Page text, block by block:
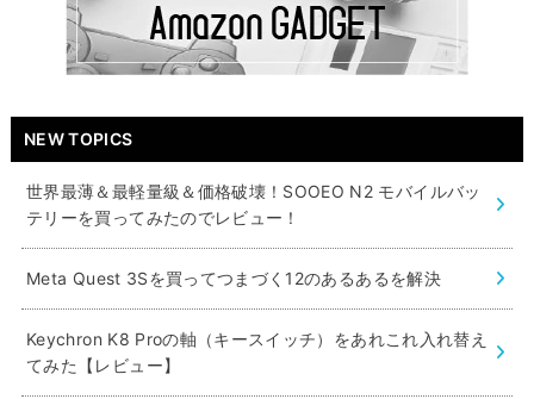
NEW TOPICS
世界最薄＆最軽量級＆価格破壊！SOOEO N2 モバイルバッ
テリーを買ってみたのでレビュー！
Meta Quest 3Sを買ってつまづく12のあるあるを解決
Keychron K8 Proの軸（キースイッチ）をあれこれ入れ替え
てみた【レビュー】